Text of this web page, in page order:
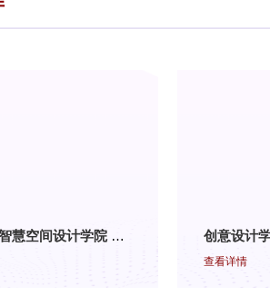
智慧·展览|智慧空间设计学院 24级环艺三四班《室内设计施工图和安装验收》结课作业展览
查看详情